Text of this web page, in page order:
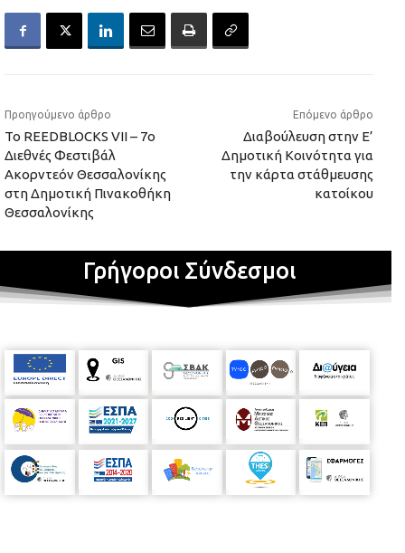
Προηγούμενο άρθρο
Το REEDBLOCKS VII – 7ο
Διεθνές Φεστιβάλ
Ακορντεόν Θεσσαλονίκης
στη Δημοτική Πινακοθήκη
Θεσσαλονίκης
Επόμενο άρθρο
Διαβούλευση στην Ε’
Δημοτική Κοινότητα για
την κάρτα στάθμευσης
κατοίκου
Γρήγοροι Σύνδεσμοι